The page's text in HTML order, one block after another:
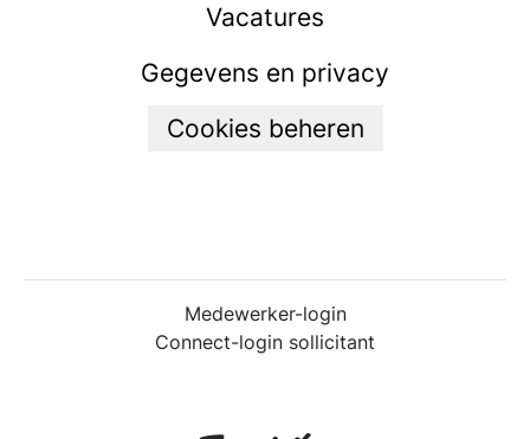
Vacatures
Gegevens en privacy
Cookies beheren
Medewerker-login
Connect-login sollicitant